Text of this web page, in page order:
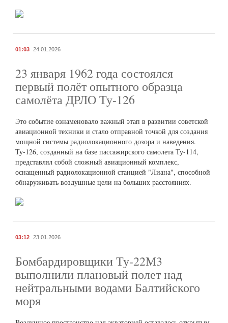
01:03 24.01.2026
23 января 1962 года состоялся
первый полёт опытного образца
самолёта ДРЛО Ту-126
Это событие ознаменовало важный этап в развитии советской
авиационной техники и стало отправной точкой для создания
мощной системы радиолокационного дозора и наведения.
Ту-126, созданный на базе пассажирского самолета Ту-114,
представлял собой сложный авиационный комплекс,
оснащенный радиолокационной станцией "Лиана", способной
обнаруживать воздушные цели на больших расстояниях.
03:12 23.01.2026
Бомбардировщики Ту-22М3
выполнили плановый полет над
нейтральными водами Балтийского
моря